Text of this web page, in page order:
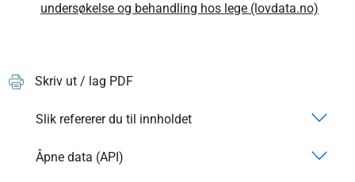
undersøkelse og behandling hos lege (lovdata.no)
Skriv ut / lag PDF
Slik refererer du til innholdet
Åpne data (API)